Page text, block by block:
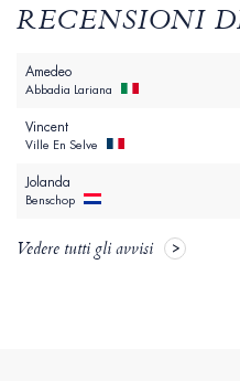
RECENSIONI
Amedeo
Abbadia Lariana
Vincent
Ville En Selve
Jolanda
Benschop
Vedere tutti gli avvisi